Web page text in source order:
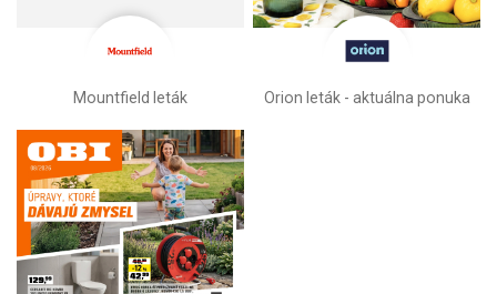
Mountfield leták Orion leták - aktuálna ponuka